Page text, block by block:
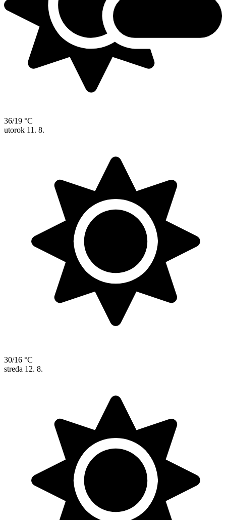
36/19 °C
utorok 11. 8.
30/16 °C
streda 12. 8.